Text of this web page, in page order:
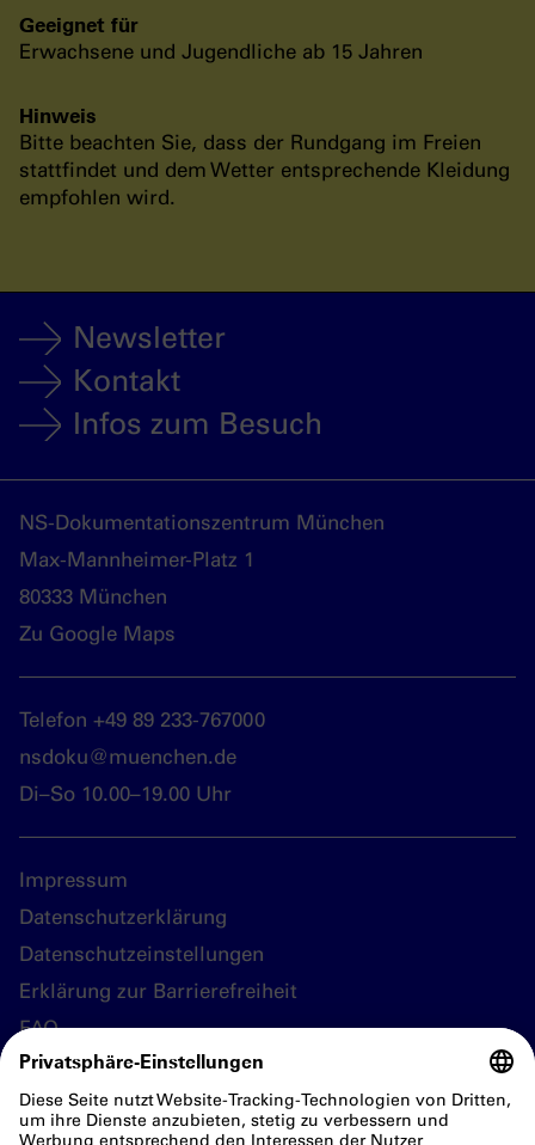
Geeignet für
Erwachsene und Jugendliche ab 15 Jahren
Hinweis
Bitte beachten Sie, dass der Rundgang im Freien
stattfindet und dem Wetter entsprechende Kleidung
empfohlen wird.
Newsletter
Kontakt
Infos zum Besuch
NS-Dokumentationszentrum München
Max-Mannheimer-Platz 1
80333 München
Zu Google Maps
Telefon +49 89 233-767000
nsdoku@muenchen.de
Di–So 10.00–19.00 Uhr
Impressum
Datenschutzerklärung
Datenschutzeinstellungen
Erklärung zur Barrierefreiheit
FAQ
Folgen Sie uns